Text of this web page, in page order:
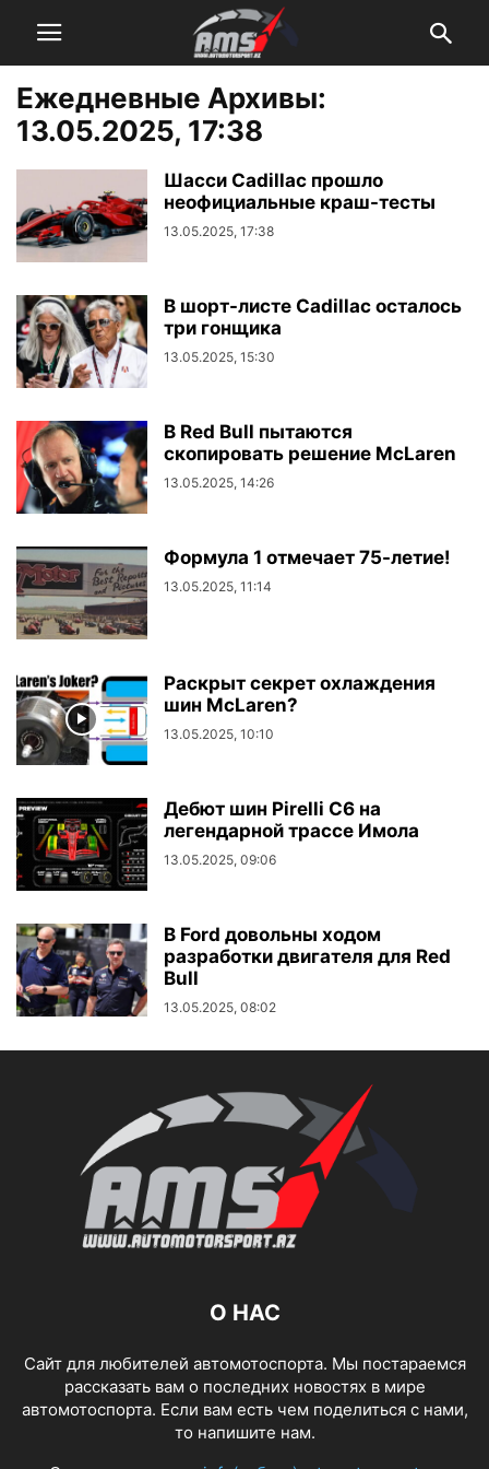
Ежедневные Архивы:
13.05.2025, 17:38
Шасси Cadillac прошло
неофициальные краш-тесты
13.05.2025, 17:38
В шорт-листе Cadillac осталось
три гонщика
13.05.2025, 15:30
В Red Bull пытаются
скопировать решение McLaren
13.05.2025, 14:26
Формула 1 отмечает 75-летие!
13.05.2025, 11:14
Раскрыт секрет охлаждения
шин McLaren?
13.05.2025, 10:10
Дебют шин Pirelli C6 на
легендарной трассе Имола
13.05.2025, 09:06
В Ford довольны ходом
разработки двигателя для Red
Bull
13.05.2025, 08:02
О НАС
Сайт для любителей автомотоспорта. Мы постараемся
рассказать вам о последних новостях в мире
автомотоспорта. Если вам есть чем поделиться с нами,
то напишите нам.